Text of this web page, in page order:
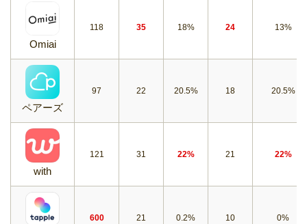
Omiai
118 35 18% 24 13%
ペアーズ
97 22 20.5% 18 20.5%
with
121 31 22% 21 22%
600 21 0.2% 10 0%